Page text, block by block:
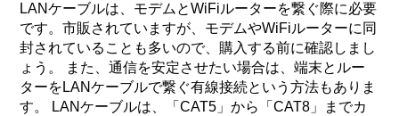
LANケーブルは、モデムとWiFiルーターを繋ぐ際に必要
です。市販されていますが、モデムやWiFiルーターに同
封されていることも多いので、購入する前に確認しまし
ょう。 また、通信を安定させたい場合は、端末とルー
ターをLANケーブルで繋ぐ有線接続という方法もありま
す。 LANケーブルは、「CAT5」から「CAT8」までカ